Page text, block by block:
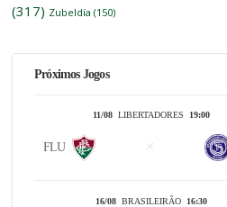
(317) Zubeldía (150)
Próximos Jogos
11/08 LIBERTADORES 19:00
FLU
16/08 BRASILEIRÃO 16:30